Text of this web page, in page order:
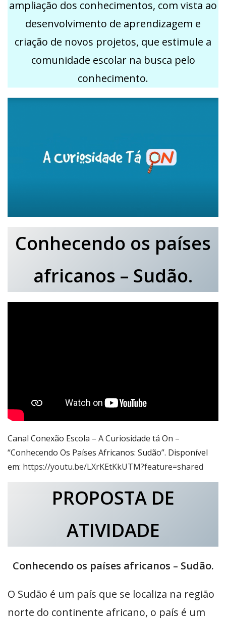
ampliação dos conhecimentos, com vista ao
desenvolvimento de aprendizagem e
criação de novos projetos, que estimule a
comunidade escolar na busca pelo
conhecimento.
Conhecendo os países
africanos – Sudão.
Canal Conexão Escola – A Curiosidade tá On –
“Conhecendo Os Países Africanos: Sudão”. Disponível
em: https://youtu.be/LXrKEtKkUTM?feature=shared
PROPOSTA DE
ATIVIDADE
Conhecendo os países africanos – Sudão.
O Sudão é um país que se localiza na região
norte do continente africano, o país é um